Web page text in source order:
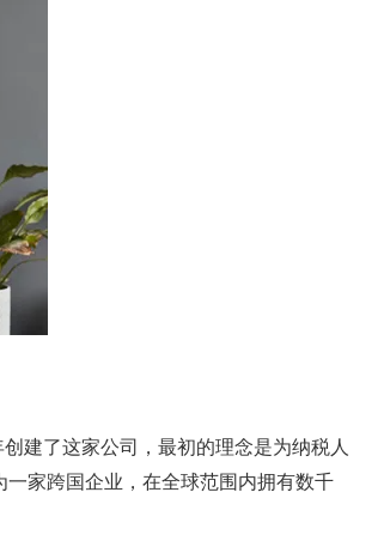
建了这家公司，最初的理念是为纳税人
家跨国企业，在全球范围内拥有数千